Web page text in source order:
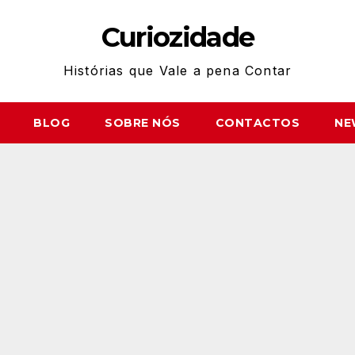
Curiozidade
Histórias que Vale a pena Contar
BLOG SOBRE NÓS CONTACTOS